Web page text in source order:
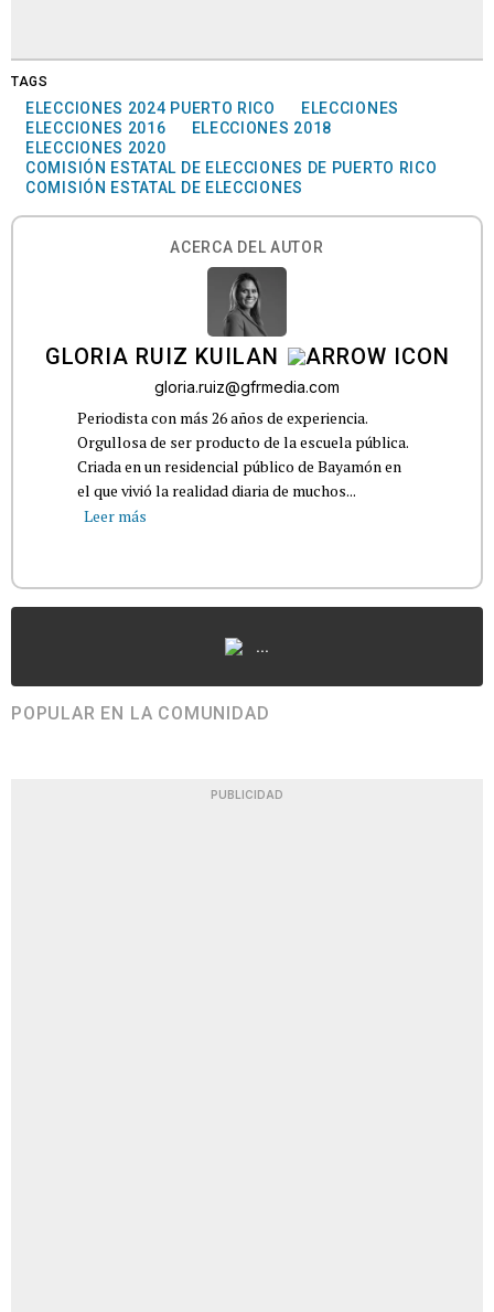
TAGS
ELECCIONES 2024 PUERTO RICO
ELECCIONES
ELECCIONES 2016
ELECCIONES 2018
ELECCIONES 2020
COMISIÓN ESTATAL DE ELECCIONES DE PUERTO RICO
COMISIÓN ESTATAL DE ELECCIONES
ACERCA DEL AUTOR
GLORIA RUIZ KUILAN
gloria.ruiz@gfrmedia.com
Periodista con más 26 años de experiencia.
Orgullosa de ser producto de la escuela pública.
Criada en un residencial público de Bayamón en
el que vivió la realidad diaria de muchos...
Leer más
...
POPULAR EN LA COMUNIDAD
PUBLICIDAD